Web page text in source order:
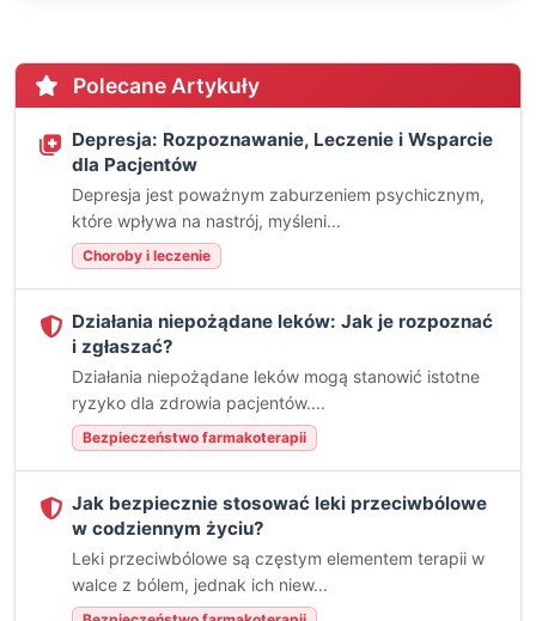
Polecane Artykuły
Depresja: Rozpoznawanie, Leczenie i Wsparcie
dla Pacjentów
Depresja jest poważnym zaburzeniem psychicznym,
które wpływa na nastrój, myśleni...
Choroby i leczenie
Działania niepożądane leków: Jak je rozpoznać
i zgłaszać?
Działania niepożądane leków mogą stanowić istotne
ryzyko dla zdrowia pacjentów....
Bezpieczeństwo farmakoterapii
Jak bezpiecznie stosować leki przeciwbólowe
w codziennym życiu?
Leki przeciwbólowe są częstym elementem terapii w
walce z bólem, jednak ich niew...